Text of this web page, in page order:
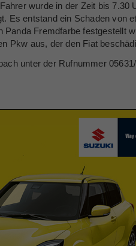
wurde in der Zeit bis 7.30
Es entstand ein Schaden von
Panda Fremdfarbe festgestellt
Pkw aus, der den Fiat
unter der Rufnummer